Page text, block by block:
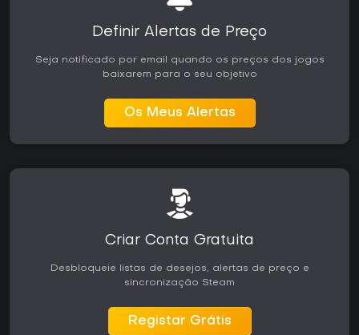
Definir Alertas de Preço
Seja notificado por email quando os preços dos jogos
baixarem para o seu objetivo
Os Meus Alertas
Criar Conta Gratuita
Desbloqueie listas de desejos, alertas de preço e
sincronização Steam
Registar Grátis